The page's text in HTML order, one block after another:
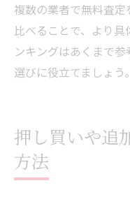
複数の業者で無料査
比べることで、より
ンキングはあくまで
選びに役立てましょう。
押し買いや追
方法